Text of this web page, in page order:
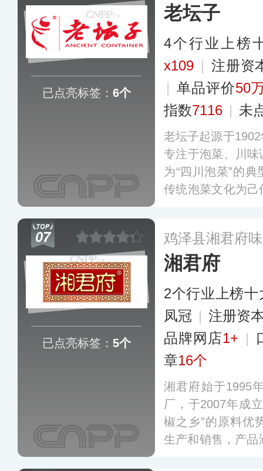
费者提供高品质
已点亮标签： 6个
老坛子
4个行业上榜
x109 | 注册资
| 单品评价50
指数7116 | 未
老坛子起源于
专注于泡菜、川
为“四川泡菜”的
传统泡菜文化为
川味调料等系列
评为省级非物质
07
已点亮标签： 5个
鸡泽县湘君府
湘君府
2个行业上榜十
凤冠 | 注册资
品牌网店1+ |
章16个
湘君府始于1995
厂，于2007年成
椒之乡”的原料优
生产和销售，产品